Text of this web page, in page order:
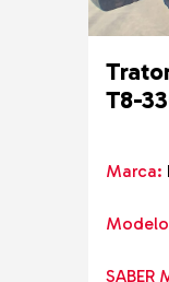
T8-
Marca:
SABER